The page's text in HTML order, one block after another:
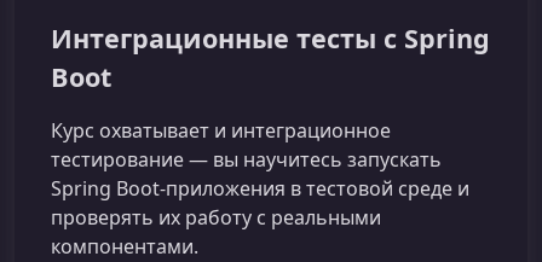
Интеграционные тесты с Spring
Boot
Курс охватывает и интеграционное
тестирование — вы научитесь запускать
Spring Boot‑приложения в тестовой среде и
проверять их работу с реальными
компонентами.